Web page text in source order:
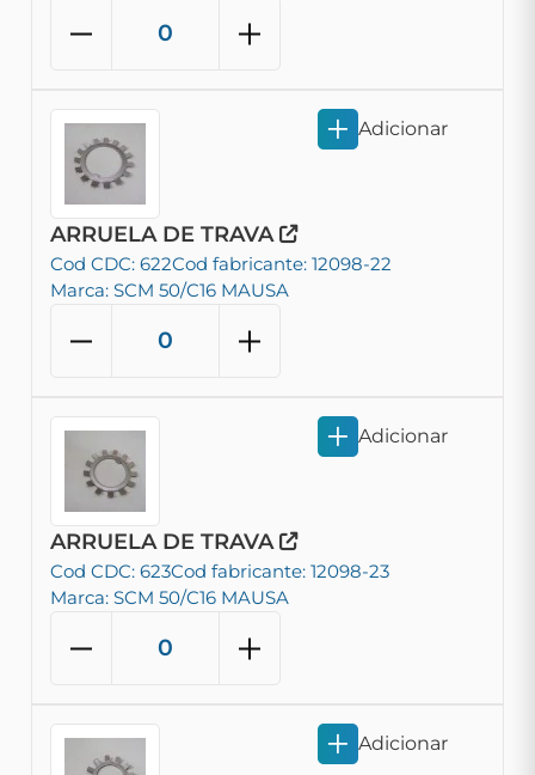
ARRUELA DE TRAVA
Cod CDC: 622Cod fabricante: 12098-22
Marca: SCM 50/C16 MAUSA
Adicionar
ARRUELA DE TRAVA
Cod CDC: 623Cod fabricante: 12098-23
Marca: SCM 50/C16 MAUSA
Adicionar
Adicionar